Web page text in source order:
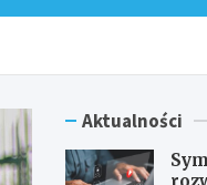
Aktualności